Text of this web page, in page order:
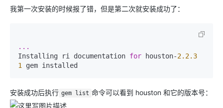
我第一次安装的时候报了错，但是第二次就安装成功了：
...
Installing ri documentation for houston-2.2.3
1
gem installed
安装成功后执行 gem list 命令可以看到 houston 和它的版本号：